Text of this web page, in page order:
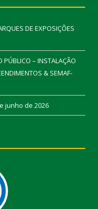
DE EXPOSIÇÕES
PÚBLICO – INSTALAÇÃO
& SEMAF-
junho de 2026